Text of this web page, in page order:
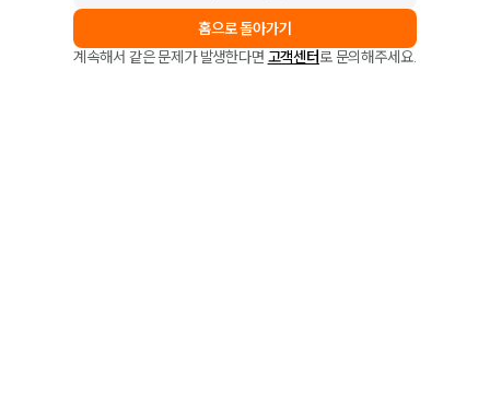
홈으로 돌아가기
계속해서 같은 문제가 발생한다면 고객센터로 문의해주세요.